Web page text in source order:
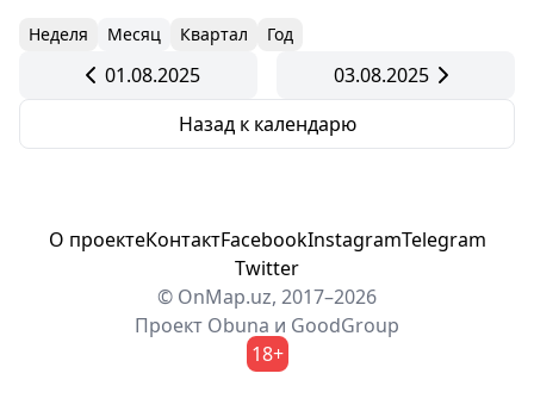
Неделя Месяц Квартал Год
01.08.2025
03.08.2025
Назад к календарю
О проектеКонтактFacebookInstagramTelegram
Twitter
© OnMap.uz, 2017–2026
Проект Obuna и GoodGroup
18+